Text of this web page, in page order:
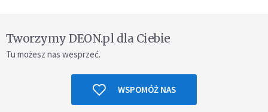
Tworzymy DEON.pl dla Ciebie
Tu możesz nas wesprzeć.
WSPOMÓŻ NAS